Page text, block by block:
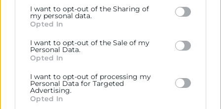
Google services and may gather and store information
including but not limited to your visit or usage
behaviour. You may click to grant or deny consent to
below specified purposes in below Google consent
section.
I want to opt-out of the Sharing of
my personal data.
Opted In
I want to opt-out of the Sale of my
Personal Data.
Opted In
I want to opt-out of processing my
Personal Data for Targeted
Advertising.
Opted In
práctico y experiencial, con un enfoque profesional.
Esto facilita la aplicación de los conceptos, técnicas y
participantes. Además, tienes la posibilidad de
realizar el curso en modalidad online, adaptándose a
tus necesidades de formación y flexibilidad.
Aquellos participantes que cumplan con al menos el
75% de asistencia recibirán un Diploma acreditativo